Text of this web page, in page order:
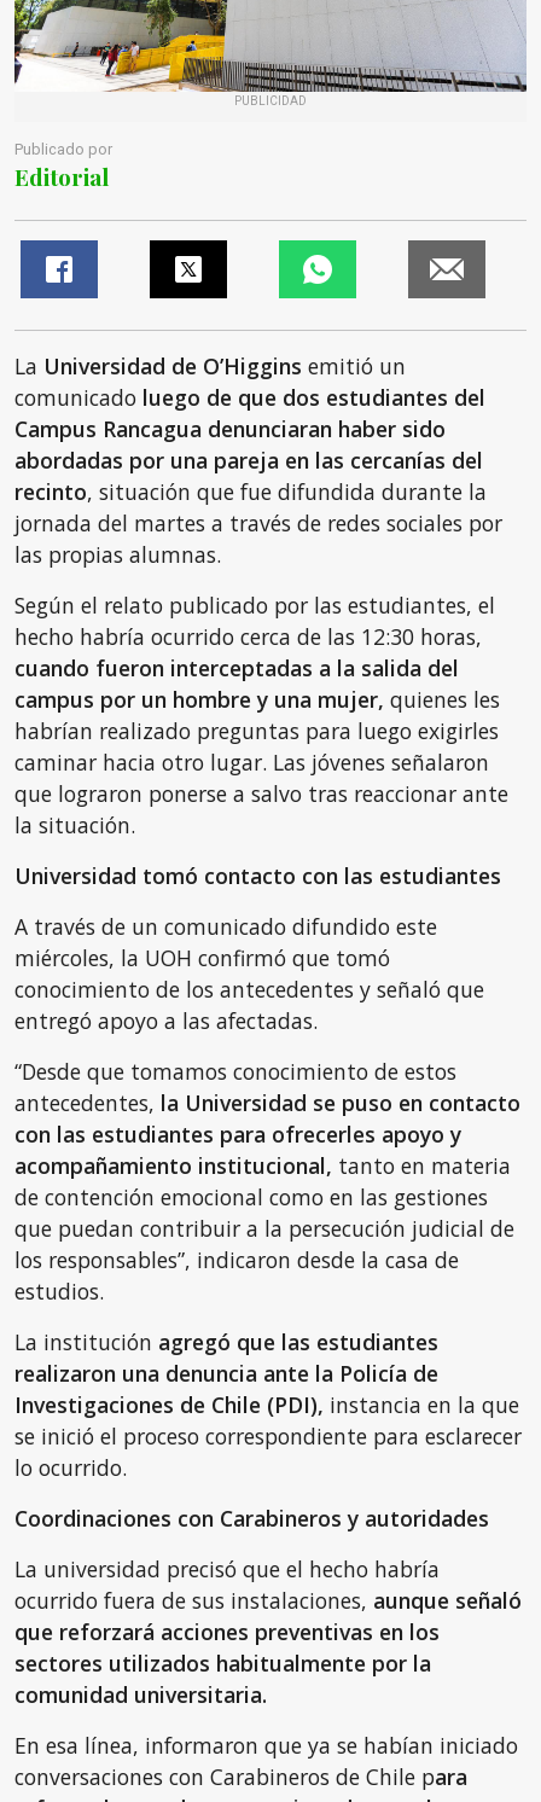
PUBLICIDAD
Publicado por
Editorial
La Universidad de O’Higgins emitió un
comunicado luego de que dos estudiantes del
Campus Rancagua denunciaran haber sido
abordadas por una pareja en las cercanías del
recinto, situación que fue difundida durante la
jornada del martes a través de redes sociales por
las propias alumnas.
Según el relato publicado por las estudiantes, el
hecho habría ocurrido cerca de las 12:30 horas,
cuando fueron interceptadas a la salida del
campus por un hombre y una mujer, quienes les
habrían realizado preguntas para luego exigirles
caminar hacia otro lugar. Las jóvenes señalaron
que lograron ponerse a salvo tras reaccionar ante
la situación.
Universidad tomó contacto con las estudiantes
A través de un comunicado difundido este
miércoles, la UOH confirmó que tomó
conocimiento de los antecedentes y señaló que
entregó apoyo a las afectadas.
“Desde que tomamos conocimiento de estos
antecedentes, la Universidad se puso en contacto
con las estudiantes para ofrecerles apoyo y
acompañamiento institucional, tanto en materia
de contención emocional como en las gestiones
que puedan contribuir a la persecución judicial de
los responsables”, indicaron desde la casa de
estudios.
La institución agregó que las estudiantes
realizaron una denuncia ante la Policía de
Investigaciones de Chile (PDI), instancia en la que
se inició el proceso correspondiente para esclarecer
lo ocurrido.
Coordinaciones con Carabineros y autoridades
La universidad precisó que el hecho habría
ocurrido fuera de sus instalaciones, aunque señaló
que reforzará acciones preventivas en los
sectores utilizados habitualmente por la
comunidad universitaria.
En esa línea, informaron que ya se habían iniciado
conversaciones con Carabineros de Chile para